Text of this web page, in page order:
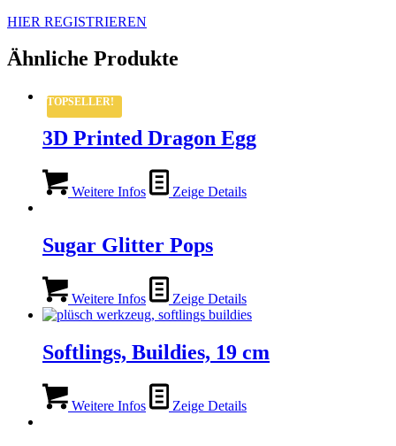
HIER REGISTRIEREN
Ähnliche Produkte
TOPSELLER!
3D Printed Dragon Egg
Weitere Infos Zeige Details
Sugar Glitter Pops
Weitere Infos Zeige Details
Softlings, Buildies, 19 cm
Weitere Infos Zeige Details